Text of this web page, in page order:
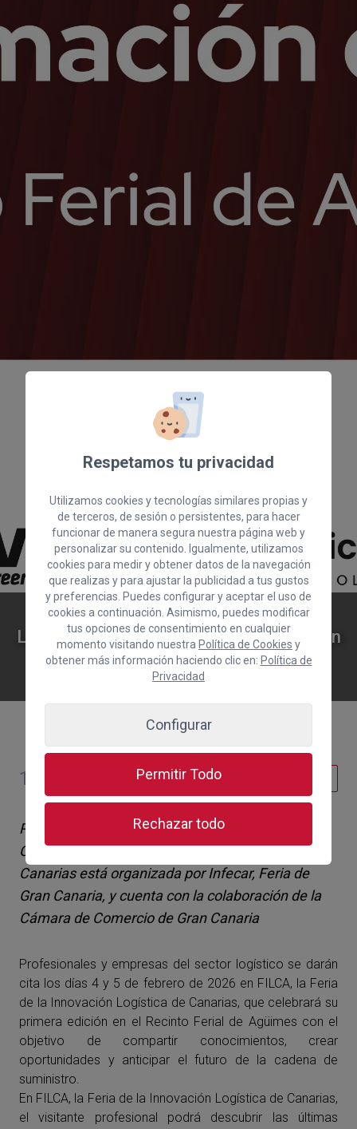
FILCA, la Feria de la Innovación
Logística de Canarias, convertirá a Gran
Canaria en punto de encuentro del
sector logístico
13 de octubre de 2025
Promovida y financiada por el Cabildo de Gran
Canaria, la Feria de la Innovación Logística de
Canarias está organizada por Infecar, Feria de
Gran Canaria, y cuenta con la colaboración de la
Cámara de Comercio de Gran Canaria
Profesionales y empresas del sector logístico se darán
cita los días 4 y 5 de febrero de 2026 en FILCA, la Feria
de la Innovación Logística de Canarias, que celebrará su
primera edición en el Recinto Ferial de Agüimes con el
objetivo de compartir conocimientos, crear
oportunidades y anticipar el futuro de la cadena de
suministro.
En FILCA, la Feria de la Innovación Logística de Canarias,
el visitante profesional podrá descubrir las últimas
Respetamos tu privacidad
Utilizamos cookies y tecnologías similares propias y
de terceros, de sesión o persistentes, para hacer
funcionar de manera segura nuestra página web y
personalizar su contenido. Igualmente, utilizamos
cookies para medir y obtener datos de la navegación
que realizas y para ajustar la publicidad a tus gustos
y preferencias. Puedes configurar y aceptar el uso de
cookies a continuación. Asimismo, puedes modificar
tus opciones de consentimiento en cualquier
momento visitando nuestra Política de Cookies y
obtener más información haciendo clic en: Política de
Privacidad
Configurar
Permitir Todo
Rechazar todo